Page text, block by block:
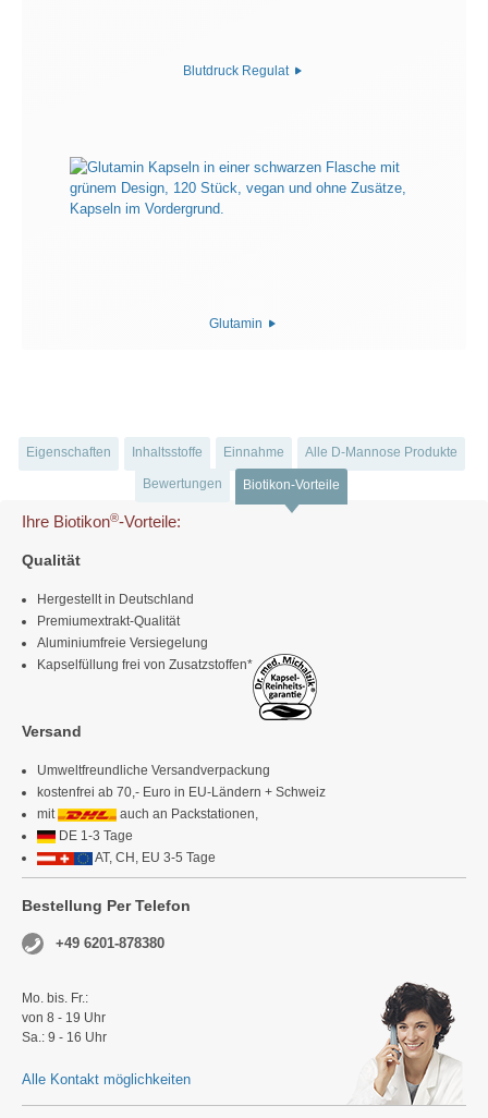
Blutdruck Regulat
Glutamin
Eigenschaften Inhaltsstoffe Einnahme Alle D-Mannose Produkte
Bewertungen Biotikon-Vorteile
Ihre Biotikon®-Vorteile:
Qualität
Hergestellt in Deutschland
Premiumextrakt-Qualität
Aluminiumfreie Versiegelung
Kapselfüllung frei von Zusatzstoffen*
Versand
Umweltfreundliche Versandverpackung
kostenfrei ab 70,- Euro in EU-Ländern + Schweiz
mit
auch an Packstationen,
DE 1-3 Tage
AT, CH, EU 3-5 Tage
Bestellung Per Telefon
+49 6201-878380
Mo. bis. Fr.:
von 8 - 19 Uhr
Sa.: 9 - 16 Uhr
Alle Kontakt möglichkeiten